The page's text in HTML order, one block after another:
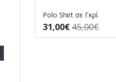
Polo Shirt σε Γκρί
31,00€45,00€